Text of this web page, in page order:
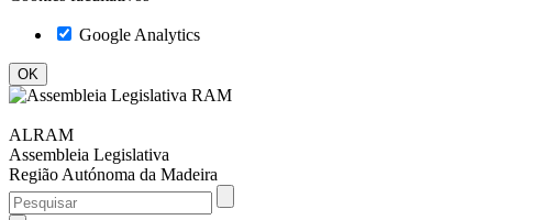
Google Analytics
ALRAM
Assembleia Legislativa
Região Autónoma da Madeira